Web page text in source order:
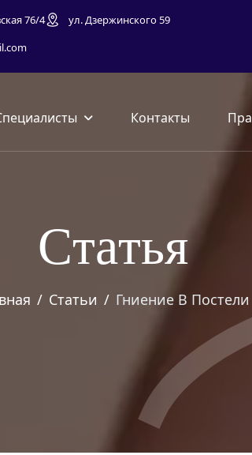
76/4
ул. Дзержинского 59
Контакты
Статья
Статьи Гниение В Постели